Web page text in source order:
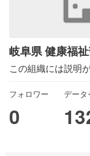
岐阜県 健康福
この組織には説明
フォロワー
0
データ